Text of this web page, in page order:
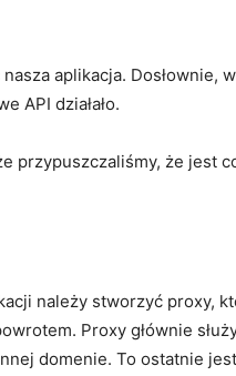
aplikacja. Dosłownie,
API działało.
przypuszczaliśmy, że jest
należy stworzyć proxy,
Proxy głównie
domenie. To ostatnie